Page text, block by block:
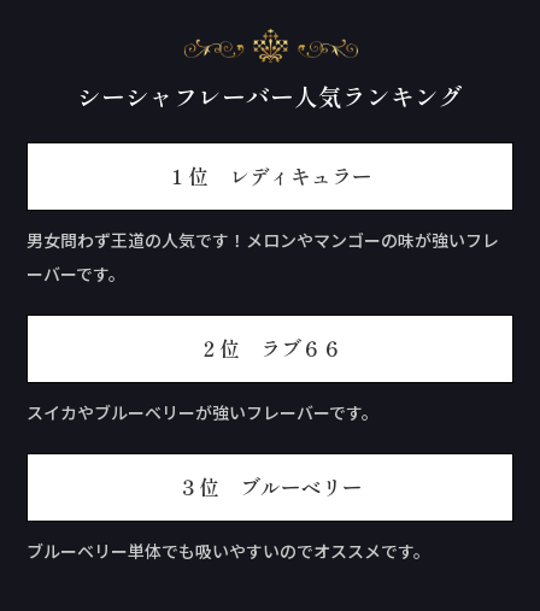
シーシャフレーバー人気ランキング
１位 レディキュラー
男女問わず王道の人気です！メロンやマンゴーの味が強いフレ
ーバーです。
２位 ラブ６６
スイカやブルーベリーが強いフレーバーです。
３位 ブルーベリー
ブルーベリー単体でも吸いやすいのでオススメです。